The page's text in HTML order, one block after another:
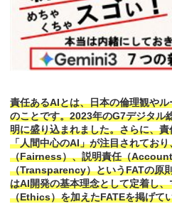
責任あるAIとは、日本の倫理観や
のことです。2023年のG7デジタル
明に盛り込まれました。さらに、
「人間中心のAI」が注目されてお
（Fairness）、説明責任（
（Transparency）というFATの原
はAI開発の基本理念として定着し
（Ethics）を加えたFATEを掲げて